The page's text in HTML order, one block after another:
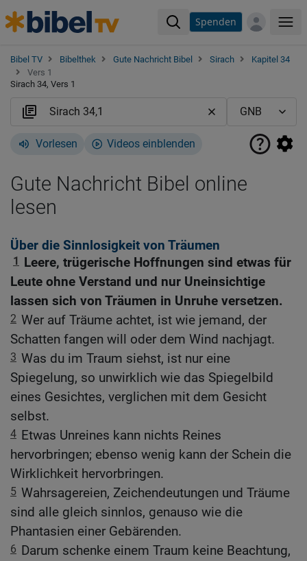
Spenden
Bibel TV Bibelthek Gute Nachricht Bibel Sirach
Kapitel 34
Vers 1
Sirach 34, Vers 1
Vorlesen Videos einblenden
Gute Nachricht Bibel online
lesen
Über die Sinnlosigkeit von Träumen
1
Leere, trügerische Hoffnungen sind etwas für
Leute ohne Verstand und nur Uneinsichtige
lassen sich von Träumen in Unruhe versetzen.
2 Wer auf Träume achtet, ist wie jemand, der
Schatten fangen will oder dem Wind nachjagt.
3 Was du im Traum siehst, ist nur eine
Spiegelung, so unwirklich wie das Spiegelbild
eines Gesichtes, verglichen mit dem Gesicht
selbst.
4 Etwas Unreines kann nichts Reines
hervorbringen; ebenso wenig kann der Schein die
Wirklichkeit hervorbringen.
5 Wahrsagereien, Zeichendeutungen und Träume
sind alle gleich sinnlos, genauso wie die
Phantasien einer Gebärenden.
6 Darum schenke einem Traum keine Beachtung,